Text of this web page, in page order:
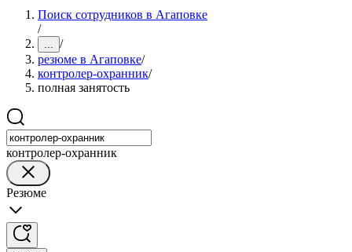
Поиск сотрудников в Агаповке
/
... /
резюме в Агаповке/
контролер-охранник/
полная занятость
контролер-охранник
Резюме